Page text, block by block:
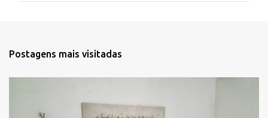
Postagens mais visitadas